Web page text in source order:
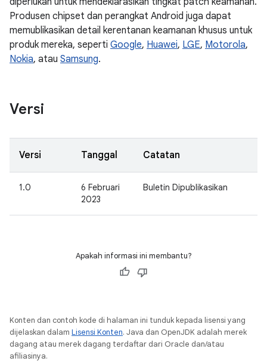
Produsen chipset dan perangkat Android juga dapat
memublikasikan detail kerentanan keamanan khusus untuk
produk mereka, seperti Google, Huawei, LGE, Motorola,
Nokia, atau Samsung.
Versi
Versi Tanggal Catatan
1.0
6 Februari
2023
Buletin Dipublikasikan
Apakah informasi ini membantu?
Konten dan contoh kode di halaman ini tunduk kepada lisensi yang
dijelaskan dalam Lisensi Konten. Java dan OpenJDK adalah merek
dagang atau merek dagang terdaftar dari Oracle dan/atau
afiliasinya.